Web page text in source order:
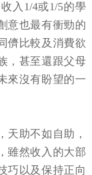
入1/4或1/5的學
意也最有衝勁的
儕比較及消費欲
，甚至還跟父母
來沒有盼望的一
天助不如自助，
雖然收入的大部
巧以及保持正向